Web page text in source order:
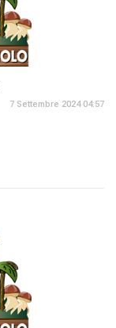
7 Settembre 2024 04:57